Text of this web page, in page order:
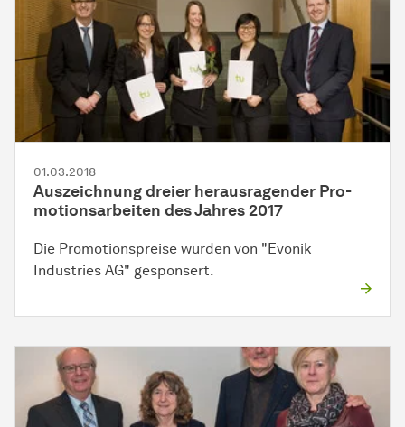
01.03.2018
Auszeichnung dreier her­aus­ra­gen­der Pro­
mo­ti­ons­ar­bei­ten des Jahres 2017
Die Promotionspreise wurden von "Evonik
Industries AG" gesponsert.